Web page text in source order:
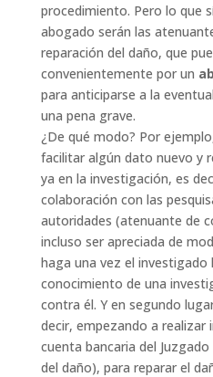
procedimiento. Pero lo que
abogado serán las
reparación del daño, que
convenientemente por un
para anticiparse a la
una pena grave.
¿De qué modo? Por
facilitar algún dato nuevo y
ya en la investigación, es
colaboración con las
autoridades (atenuante de
incluso ser apreciada de
haga una vez el investigado
conocimiento de una
contra él. Y en segundo
decir, empezando a realizar
cuenta bancaria del
del daño), para reparar el